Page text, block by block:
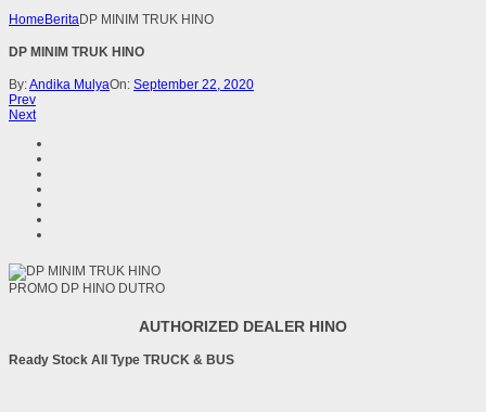
Home BeritaDP MINIM TRUK HINO
DP MINIM TRUK HINO
By:Andika MulyaOn: September 22, 2020
Prev
Next
PROMO DP HINO DUTRO
AUTHORIZED DEALER HINO
Ready Stock All Type TRUCK & BUS